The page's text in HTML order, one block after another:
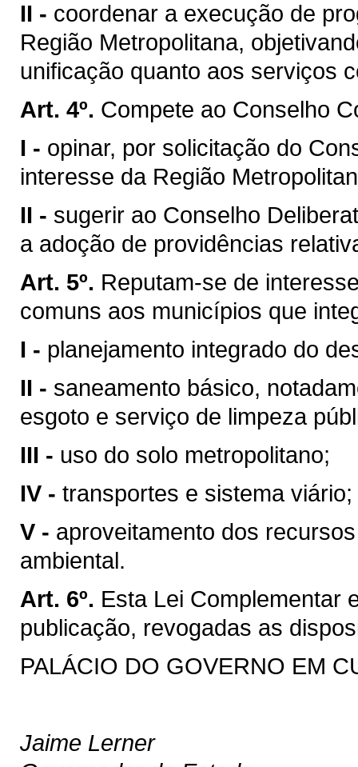
II - coordenar a execução de
Região Metropolitana,
unificação quanto aos serviços
Art. 4º. Compete ao Conselho
I - opinar, por solicitação do
interesse da Região
II - sugerir ao Conselho
a adoção de providências
Art. 5º. Reputam-se de
comuns aos municípios que
I - planejamento integrado do
II - saneamento básico,
esgoto e serviço de limpeza
III - uso do solo metropolitano;
IV - transportes e sistema viário;
V - aproveitamento dos
ambiental.
Art. 6º. Esta Lei Complementar
publicação, revogadas as
PALÁCIO DO GOVERNO EM
Jaime Lerner